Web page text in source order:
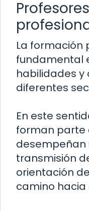
La formación
fundamental
habilidades y
diferentes
En este
forman parte
desempeñan
transmisión
orientación
camino hacia